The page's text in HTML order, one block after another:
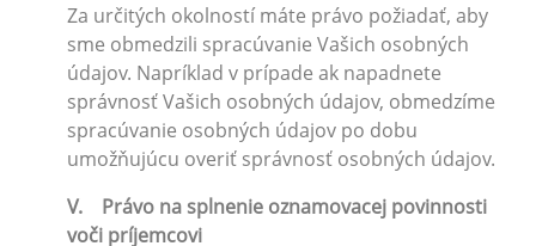
Za určitých okolností máte právo požiadať, aby
sme obmedzili spracúvanie Vašich osobných
údajov. Napríklad v prípade ak napadnete
správnosť Vašich osobných údajov, obmedzíme
spracúvanie osobných údajov po dobu
umožňujúcu overiť správnosť osobných údajov.
V. Právo na splnenie oznamovacej povinnosti
voči príjemcovi